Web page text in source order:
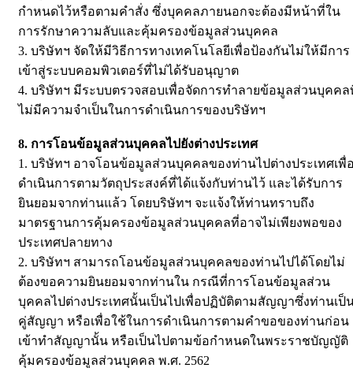
กำหนดไว้หรือตามคำสั่ง ซึ่งบุคคลภายนอกจะต้องมีหน้าที่ใน
การรักษาความลับและคุ้มครองข้อมูลส่วนบุคคล
3. บริษัทฯ จัดให้มีวิธีการทางเทคโนโลยีเพื่อป้องกันไม่ให้มีการ
เข้าสู่ระบบคอมพิวเตอร์ที่ไม่ได้รับอนุญาต
4. บริษัทฯ มีระบบตรวจสอบเพื่อจัดการทำลายข้อมูลส่วนบุคคล
ไม่มีความจำเป็นในการดำเนินการของบริษัทฯ
8. การโอนข้อมูลส่วนบุคคลไปยังต่างประเทศ
1. บริษัทฯ อาจโอนข้อมูลส่วนบุคคลของท่านไปต่างประเทศเพื่
ดำเนินการตามวัตถุประสงค์ที่ได้แจ้งกับท่านไว้ และได้รับการ
ยินยอมจากท่านแล้ว โดยบริษัทฯ จะแจ้งให้ท่านทราบถึง
มาตรฐานการคุ้มครองข้อมูลส่วนบุคคลที่อาจไม่เพียงพอของ
ประเทศปลายทาง
2. บริษัทฯ สามารถโอนข้อมูลส่วนบุคคลของท่านไปได้โดยไม่
ต้องขอความยินยอมจากท่านใน กรณีที่การโอนข้อมูลส่วน
บุคคลไปต่างประเทศนั้นเป็นไปเพื่อปฏิบัติตามสัญญาซึ่งท่านเป็
คู่สัญญา หรือเพื่อใช้ในการดำเนินการตามคำขอของท่านก่อน
เข้าทำสัญญานั้น หรือเป็นไปตามข้อกำหนดในพระราชบัญญัติ
คุ้มครองข้อมูลส่วนบุคคล พ.ศ. 2562